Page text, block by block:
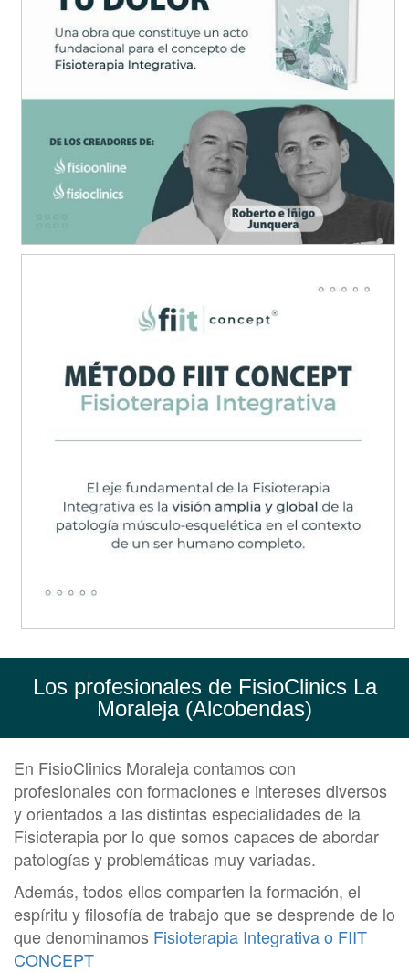
Los profesionales de FisioClinics La
Moraleja (Alcobendas)
En FisioClinics Moraleja contamos con
profesionales con formaciones e intereses diversos
y orientados a las distintas especialidades de la
Fisioterapia por lo que somos capaces de abordar
patologías y problemáticas muy variadas.
Además, todos ellos comparten la formación, el
espíritu y filosofía de trabajo que se desprende de lo
que denominamos Fisioterapia Integrativa o FIIT
CONCEPT